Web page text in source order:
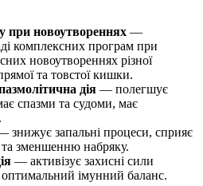
при новоутвореннях —
комплексних програм при
новоутвореннях різної
та товстої кишки.
дія — полегшує
спазми та судоми, має
знижує запальні процеси, сприяє
зменшенню набряку.
— активізує захисні сили
оптимальний імунний баланс.